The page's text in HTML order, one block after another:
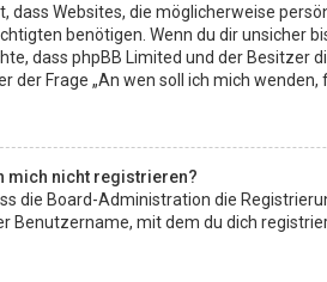
dass Websites, die möglicherweise
benötigen. Wenn du dir unsicher
dass phpBB Limited und der
der Frage „An wen soll ich mich
mich nicht registrieren?
die Board-Administration die
Benutzername, mit dem du dich